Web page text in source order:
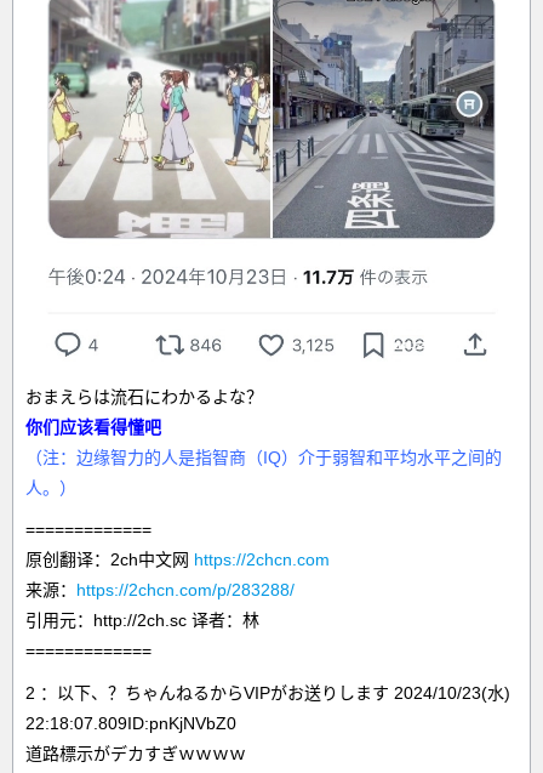
おまえらは流石にわかるよな？
你们应该看得懂吧
（注：边缘智力的人是指智商（IQ）介于弱智和平均水平之间的
人。）
=============
原创翻译：2ch中文网 https://2chcn.com
来源： https://2chcn.com/p/283288/
引用元：http://2ch.sc 译者：林
=============
2 ：以下、？ちゃんねるからVIPがお送りします 2024/10/23(水)
22:18:07.809ID:pnKjNVbZ0
道路標示がデカすぎｗｗｗｗ